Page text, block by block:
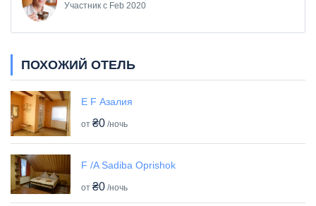
Участник с Feb 2020
ПОХОЖИЙ ОТЕЛЬ
E F Азалия
от ₴0 /ночь
F /A Sadiba Oprishok
от ₴0 /ночь